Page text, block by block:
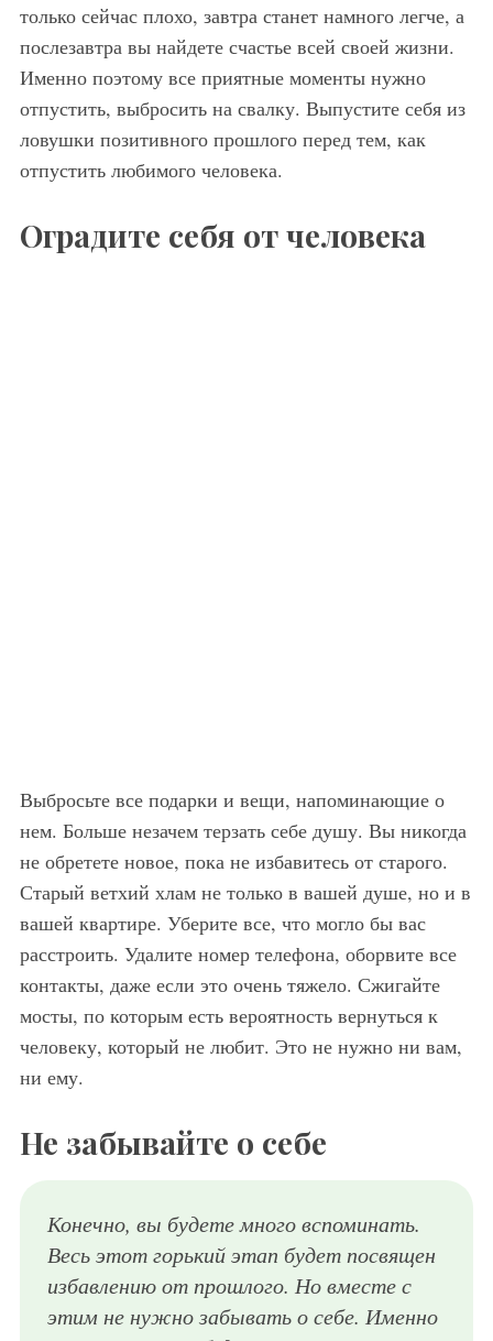
только сейчас плохо, завтра станет намного легче, а
послезавтра вы найдете счастье всей своей жизни.
Именно поэтому все приятные моменты нужно
отпустить, выбросить на свалку. Выпустите себя из
ловушки позитивного прошлого перед тем, как
отпустить любимого человека.
Оградите себя от человека
Выбросьте все подарки и вещи, напоминающие о
нем. Больше незачем терзать себе душу. Вы никогда
не обретете новое, пока не избавитесь от старого.
Старый ветхий хлам не только в вашей душе, но и в
вашей квартире. Уберите все, что могло бы вас
расстроить. Удалите номер телефона, оборвите все
контакты, даже если это очень тяжело. Сжигайте
мосты, по которым есть вероятность вернуться к
человеку, который не любит. Это не нужно ни вам,
ни ему.
Не забывайте о себе
Конечно, вы будете много вспоминать.
Весь этот горький этап будет посвящен
избавлению от прошлого. Но вместе с
этим не нужно забывать о себе. Именно